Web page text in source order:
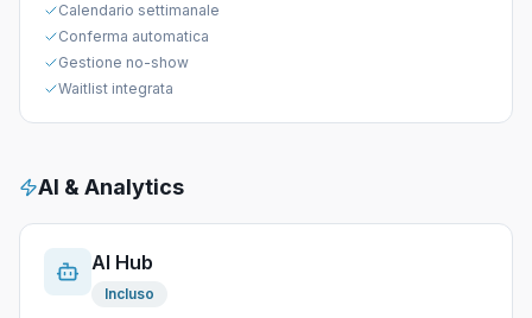
Calendario settimanale
Conferma automatica
Gestione no-show
Waitlist integrata
AI & Analytics
AI Hub
Incluso